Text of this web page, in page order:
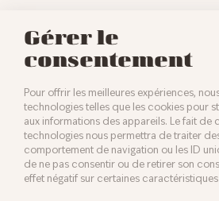
Gérer le
consentement
Pour offrir les meilleures expériences,
technologies telles que les cookies pour
aux informations des appareils. Le fait de
technologies nous permettra de traiter
comportement de navigation ou les ID
de ne pas consentir ou de retirer son
effet négatif sur certaines